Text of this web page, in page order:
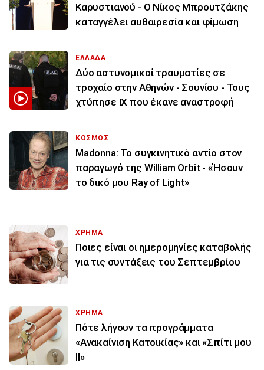
Καρυστιανού - Ο Νίκος Μπρουτζάκης
καταγγέλει αυθαιρεσία και φίμωση
ΕΛΛΑΔΑ
Δύο αστυνομικοί τραυματίες σε
τροχαίο στην Αθηνών - Σουνίου - Τους
χτύπησε ΙΧ που έκανε αναστροφή
ΚΟΣΜΟΣ
Madonna: Το συγκινητικό αντίο στον
παραγωγό της William Orbit - «Ήσουν
το δικό μου Ray of Light»
ΧΡΗΜΑ
Ποιες είναι οι ημερομηνίες καταβολής
για τις συντάξεις του Σεπτεμβρίου
ΧΡΗΜΑ
Πότε λήγουν τα προγράμματα
«Ανακαίνιση Κατοικίας» και «Σπίτι μου
ΙΙ»